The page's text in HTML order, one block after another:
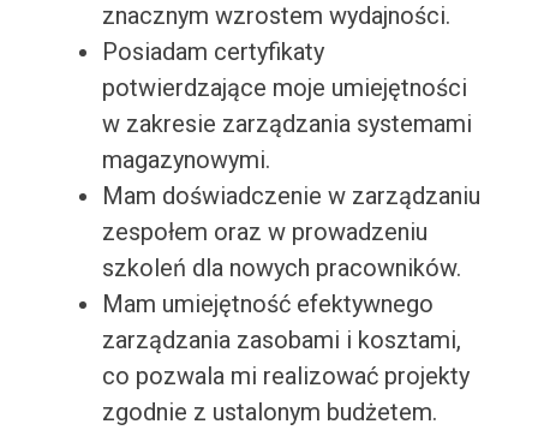
znacznym wzrostem wydajności.
Posiadam certyfikaty
potwierdzające moje umiejętności
w zakresie zarządzania systemami
magazynowymi.
Mam doświadczenie w zarządzaniu
zespołem oraz w prowadzeniu
szkoleń dla nowych pracowników.
Mam umiejętność efektywnego
zarządzania zasobami i kosztami,
co pozwala mi realizować projekty
zgodnie z ustalonym budżetem.